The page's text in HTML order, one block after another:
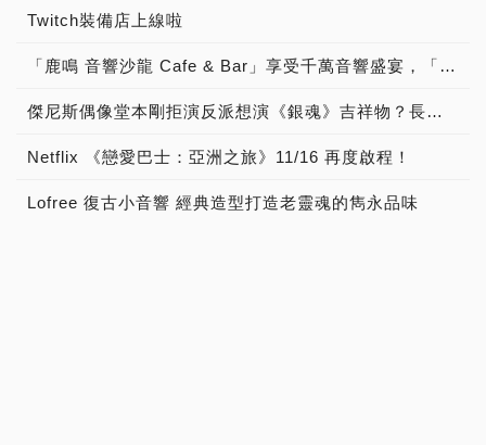
Twitch裝備店上線啦
「鹿鳴 音響沙龍 Cafe & Bar」享受千萬音響盛宴，「聽黑膠 古典樂 流行音樂 談音樂 聊音響 喝咖啡 品美酒」體驗「Burmester 柏林之音旗艦擴大器」與「B&W Nautilus 鸚鵡螺頂級喇叭 」發燒音響迷人魅力！
傑尼斯偶像堂本剛拒演反派想演《銀魂》吉祥物？長澤雅美下海扮母猩猩？
Netflix 《戀愛巴士：亞洲之旅》11/16 再度啟程！
Lofree 復古小音響 經典造型打造老靈魂的雋永品味